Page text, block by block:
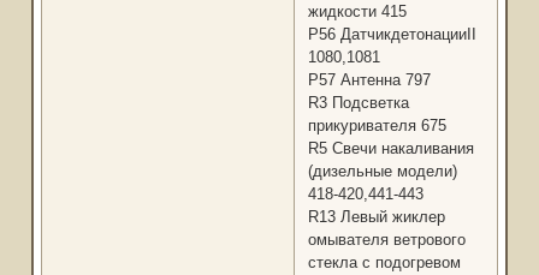
жидкости 415
Р56 ДатчикдетонацииII
1080,1081
Р57 Антенна 797
R3 Подсветка
прикуривателя 675
R5 Свечи накаливания
(дизельные модели)
418-420,441-443
R13 Левый жиклер
омывателя ветрового
стекла с подогревом